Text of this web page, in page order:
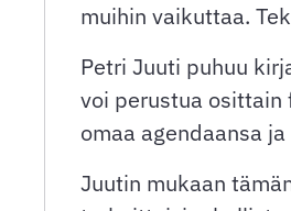
muihin vaikuttaa.
Petri Juuti puhuu
voi perustua osittain
omaa agendaansa
Juutin mukaan